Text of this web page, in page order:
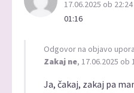
17.06.2025 ob 22:24
01:16
Odgovor na objavo
Zakaj ne, 17.06.2025 ob
Ja, čakaj, zakaj pa